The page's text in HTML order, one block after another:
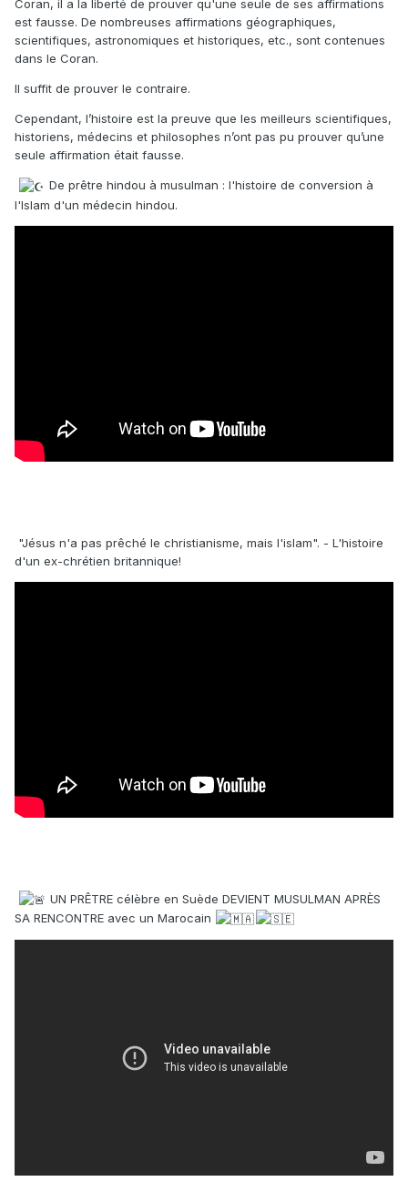
Coran, il a la liberté de prouver qu'une seule de ses affirmations
est fausse. De nombreuses affirmations géographiques,
scientifiques, astronomiques et historiques, etc., sont contenues
dans le Coran.
Il suffit de prouver le contraire.
Cependant, l’histoire est la preuve que les meilleurs scientifiques,
historiens, médecins et philosophes n’ont pas pu prouver qu’une
seule affirmation était fausse.
De prêtre hindou à musulman : l'histoire de conversion à
l'Islam d'un médecin hindou.
"Jésus n'a pas prêché le christianisme, mais l'islam". - L'histoire
d'un ex-chrétien britannique!
UN PRÊTRE célèbre en Suède DEVIENT MUSULMAN APRÈS
SA RENCONTRE avec un Marocain